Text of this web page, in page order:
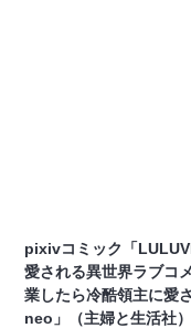
pixivコミック「
愛される異世界ラブコ
業したら冷酷領主に愛
neo」（主婦と生活社